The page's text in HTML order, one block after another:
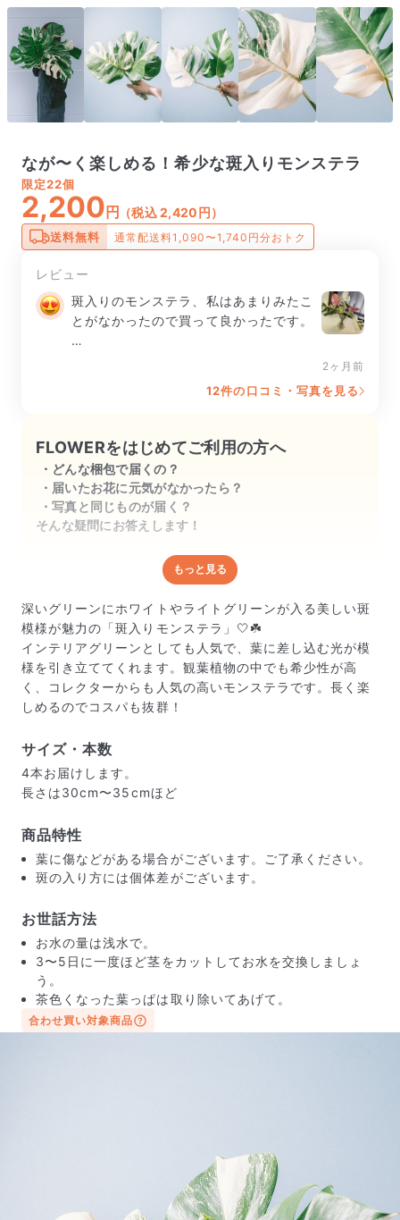
なが〜く楽しめる！希少な斑入りモンステラ
限定22個
2,200 円 （税込 2,420円）
送料無料 通常配送料1,090〜1,740円分おトク
レビュー
斑入りのモンステラ、私はあまりみたこ
とがなかったので買って良かったです。
2ヶ月前
12件の口コミ・写真を見る
FLOWERをはじめてご利用の方へ
どんな梱包で届くの？
届いたお花に元気がなかったら？
写真と同じものが届く？
そんな疑問にお答えします！
どんな梱包で届くの？
出荷前に水揚げ（花が水を吸いやすくなる処理）を施
し、専用ボックスに丁寧に梱包してお届けしています。
きゅっとまとめられて一見窮屈そうに見えますが、輸送
中の衝撃による折れや擦れを軽減する効果があります。
までご連絡ください。ご返金にて補償いたします。
もっと見る
深いグリーンにホワイトやライトグリーンが入る美しい斑
模様が魅力の「斑入りモンステラ」🤍☘️
インテリアグリーンとしても人気で、葉に差し込む光が模
様を引き立ててくれます。観葉植物の中でも希少性が高
く、コレクターからも人気の高いモンステラです。長く楽
しめるのでコスパも抜群！
サイズ・本数
4本お届けします。
長さは30cm〜35cmほど
商品特性
葉に傷などがある場合がございます。ご了承ください。
斑の入り方には個体差がございます。
お世話方法
お水の量は浅水で。
3〜5日に一度ほど茎をカットしてお水を交換しましょ
う。
茶色くなった葉っぱは取り除いてあげて。
合わせ買い対象商品